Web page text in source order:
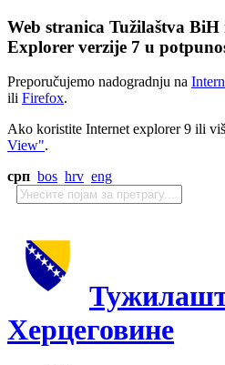
Web stranica Tužilaštva
Explorer verzije 7 u
Preporučujemo nadogradnju na
ili Firefox.
Ako koristite Internet explorer 9 ili
View".
срп bos hrv eng
Херцеговине